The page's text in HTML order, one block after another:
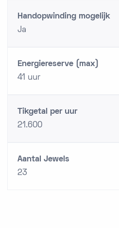
Handopwinding mogelijk
Ja
Energiereserve (max)
41 uur
Tikgetal per uur
21.600
Aantal Jewels
23